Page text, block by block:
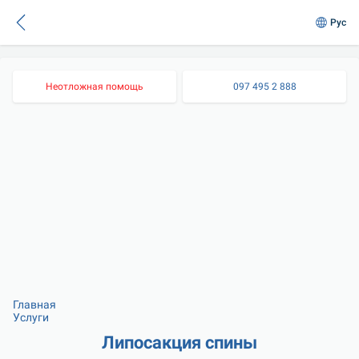
Рус
Неотложная помощь 097 495 2 888
Главная
Услуги
Липосакция спины